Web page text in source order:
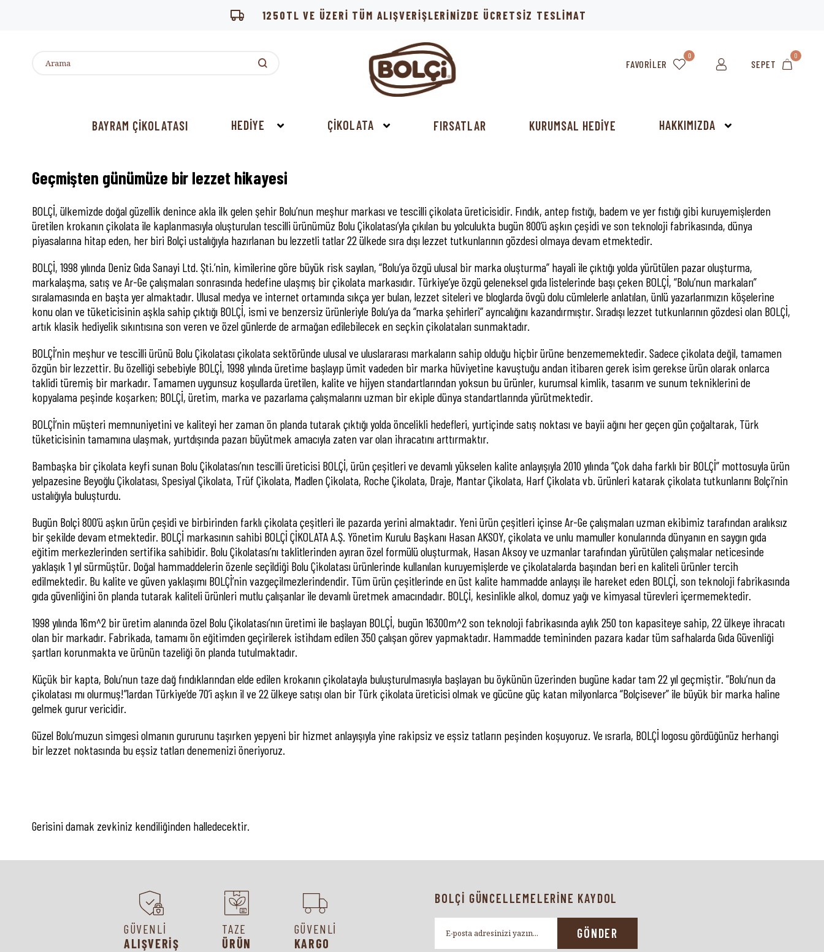
1250TL VE ÜZERİ TÜM ALIŞVERİŞLERİNİZDE ÜCRETSİZ TESLİMAT
SEPET
0
FAVORILER
0
BAYRAM ÇİKOLATASI HEDİYE ÇİKOLATA FIRSATLAR KURUMSAL HEDİYE HAKKIMIZDA
Geçmişten günümüze bir lezzet hikayesi
BOLÇİ, ülkemizde doğal güzellik denince akla ilk gelen şehir Bolu’nun meşhur markası ve tescilli çikolata üreticisidir. Fındık, antep fıstığı, badem ve yer fıstığı gibi kuruyemişlerden
üretilen krokanın çikolata ile kaplanmasıyla oluşturulan tescilli ürünümüz Bolu Çikolatası’yla çıkılan bu yolculukta bugün 800’ü aşkın çeşidi ve son teknoloji fabrikasında, dünya
piyasalarına hitap eden, her biri Bolçi ustalığıyla hazırlanan bu lezzetli tatlar 22 ülkede sıra dışı lezzet tutkunlarının gözdesi olmaya devam etmektedir.
BOLÇİ, 1998 yılında Deniz Gıda Sanayi Ltd. Şti.’nin, kimilerine göre büyük risk sayılan, “Bolu’ya özgü ulusal bir marka oluşturma” hayali ile çıktığı yolda yürütülen pazar oluşturma,
markalaşma, satış ve Ar-Ge çalışmaları sonrasında hedefine ulaşmış bir çikolata markasıdır. Türkiye’ye özgü geleneksel gıda listelerinde başı çeken BOLÇİ, “Bolu’nun markaları”
sıralamasında en başta yer almaktadır. Ulusal medya ve internet ortamında sıkça yer bulan, lezzet siteleri ve bloglarda övgü dolu cümlelerle anlatılan, ünlü yazarlarımızın köşelerine
konu olan ve tüketicisinin aşkla sahip çıktığı BOLÇİ, ismi ve benzersiz ürünleriyle Bolu’ya da “marka şehirleri” ayrıcalığını kazandırmıştır. Sıradışı lezzet tutkunlarının gözdesi olan BOLÇİ,
artık klasik hediyelik sıkıntısına son veren ve özel günlerde de armağan edilebilecek en seçkin çikolataları sunmaktadır.
BOLÇİ’nin meşhur ve tescilli ürünü Bolu Çikolatası çikolata sektöründe ulusal ve uluslararası markaların sahip olduğu hiçbir ürüne benzememektedir. Sadece çikolata değil, tamamen
özgün bir lezzettir. Bu özelliği sebebiyle BOLÇİ, 1998 yılında üretime başlayıp ümit vadeden bir marka hüviyetine kavuştuğu andan itibaren gerek isim gerekse ürün olarak onlarca
taklidi türemiş bir markadır. Tamamen uygunsuz koşullarda üretilen, kalite ve hijyen standartlarından yoksun bu ürünler, kurumsal kimlik, tasarım ve sunum tekniklerini de
kopyalama peşinde koşarken; BOLÇİ, üretim, marka ve pazarlama çalışmalarını uzman bir ekiple dünya standartlarında yürütmektedir.
BOLÇİ’nin müşteri memnuniyetini ve kaliteyi her zaman ön planda tutarak çıktığı yolda öncelikli hedefleri, yurtiçinde satış noktası ve bayii ağını her geçen gün çoğaltarak, Türk
tüketicisinin tamamına ulaşmak, yurtdışında pazarı büyütmek amacıyla zaten var olan ihracatını arttırmaktır.
Bambaşka bir çikolata keyfi sunan Bolu Çikolatası’nın tescilli üreticisi BOLÇİ, ürün çeşitleri ve devamlı yükselen kalite anlayışıyla 2010 yılında “Çok daha farklı bir BOLÇİ” mottosuyla ürün
yelpazesine Beyoğlu Çikolatası, Spesiyal Çikolata, Trüf Çikolata, Madlen Çikolata, Roche Çikolata, Draje, Mantar Çikolata, Harf Çikolata vb. ürünleri katarak çikolata tutkunlarını Bolçi’nin
ustalığıyla buluşturdu.
Bugün Bolçi 800’ü aşkın ürün çeşidi ve birbirinden farklı çikolata çeşitleri ile pazarda yerini almaktadır. Yeni ürün çeşitleri içinse Ar-Ge çalışmaları uzman ekibimiz tarafından aralıksız
bir şekilde devam etmektedir. BOLÇİ markasının sahibi BOLÇİ ÇİKOLATA A.Ş. Yönetim Kurulu Başkanı Hasan AKSOY, çikolata ve unlu mamuller konularında dünyanın en saygın gıda
eğitim merkezlerinden sertifika sahibidir. Bolu Çikolatası’nı taklitlerinden ayıran özel formülü oluşturmak, Hasan Aksoy ve uzmanlar tarafından yürütülen çalışmalar neticesinde
yaklaşık 1 yıl sürmüştür. Doğal hammaddelerin özenle seçildiği Bolu Çikolatası ürünlerinde kullanılan kuruyemişlerde ve çikolatalarda başından beri en kaliteli ürünler tercih
edilmektedir. Bu kalite ve güven yaklaşımı BOLÇİ’nin vazgeçilmezlerindendir. Tüm ürün çeşitlerinde en üst kalite hammadde anlayışı ile hareket eden BOLÇİ, son teknoloji fabrikasında
gıda güvenliğini ön planda tutarak kaliteli ürünleri mutlu çalışanlar ile devamlı üretmek amacındadır. BOLÇİ, kesinlikle alkol, domuz yağı ve kimyasal türevleri içermemektedir.
1998 yılında 16m^2 bir üretim alanında özel Bolu Çikolatası’nın üretimi ile başlayan BOLÇİ, bugün 16300m^2 son teknoloji fabrikasında aylık 250 ton kapasiteye sahip, 22 ülkeye ihracatı
olan bir markadır. Fabrikada, tamamı ön eğitimden geçirilerek istihdam edilen 350 çalışan görev yapmaktadır. Hammadde temininden pazara kadar tüm safhalarda Gıda Güvenliği
şartları korunmakta ve ürünün tazeliği ön planda tutulmaktadır.
Küçük bir kapta, Bolu’nun taze dağ fındıklarından elde edilen krokanın çikolatayla buluşturulmasıyla başlayan bu öykünün üzerinden bugüne kadar tam 22 yıl geçmiştir. “Bolu’nun da
çikolatası mı olurmuş!”lardan Türkiye’de 70’i aşkın il ve 22 ülkeye satışı olan bir Türk çikolata üreticisi olmak ve gücüne güç katan milyonlarca “Bolçisever” ile büyük bir marka haline
gelmek gurur vericidir.
Güzel Bolu’muzun simgesi olmanın gururunu taşırken yepyeni bir hizmet anlayışıyla yine rakipsiz ve eşsiz tatların peşinden koşuyoruz. Ve ısrarla, BOLÇİ logosu gördüğünüz herhangi
bir lezzet noktasında bu eşsiz tatları denemenizi öneriyoruz.
Gerisini damak zevkiniz kendiliğinden halledecektir.
GÜVENLİ
ALIŞVERİŞ
TAZE
ÜRÜN
GÜVENLİ
KARGO
BOLÇİ GÜNCELLEMELERİNE KAYDOL
GÖNDER